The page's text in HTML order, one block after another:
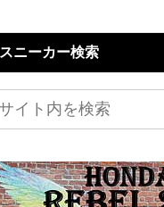
スニーカー検索